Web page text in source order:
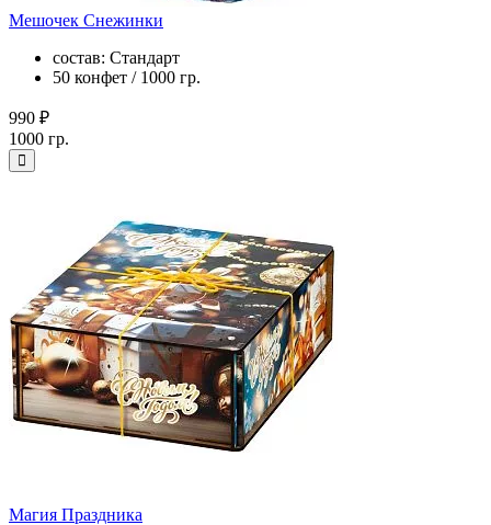
Мешочек Снежинки
состав: Стандарт
50 конфет / 1000 гр.
990 ₽
1000 гр.
Магия Праздника